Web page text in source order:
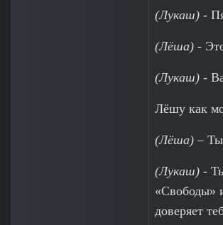
(Лукаш) -
(Лёша) -
(Лукаш) -
Лёшу как
(Лёша) –
(Лукаш) -
«Свободы»
доверяет